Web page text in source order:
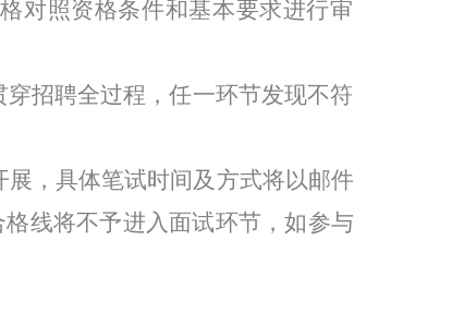
对照资格条件和基本要求进行审
招聘全过程，任一环节发现不符
展，具体笔试时间及方式将以邮件
线将不予进入面试环节，如参与